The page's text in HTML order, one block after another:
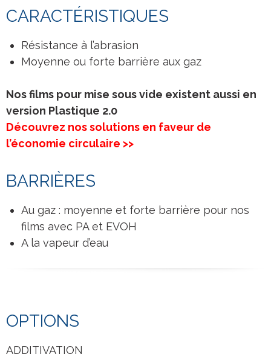
CARACTÉRISTIQUES
Résistance à l’abrasion
Moyenne ou forte barrière aux gaz
Nos films pour mise sous vide existent aussi en
version Plastique 2.0
Découvrez nos solutions en faveur de
l’économie circulaire >>
BARRIÈRES
Au gaz : moyenne et forte barrière pour nos
films avec PA et EVOH
A la vapeur d’eau
OPTIONS
ADDITIVATION